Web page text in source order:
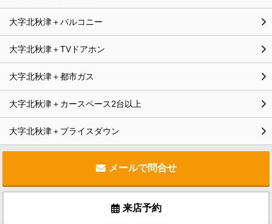
大字北秋津＋バルコニー
大字北秋津＋TVドアホン
大字北秋津＋都市ガス
大字北秋津＋カースペース2台以上
大字北秋津＋プライスダウン
メールで問合せ
来店予約